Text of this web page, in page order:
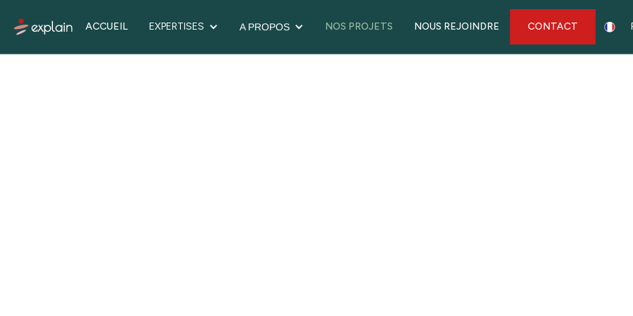
ACCUEIL EXPERTISES A PROPOS NOS PROJETS NOUS REJOINDRE CONTACT